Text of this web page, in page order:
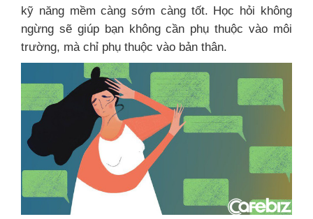
kỹ năng mềm càng sớm càng tốt. Học hỏi không
ngừng sẽ giúp bạn không cần phụ thuộc vào môi
trường, mà chỉ phụ thuộc vào bản thân.